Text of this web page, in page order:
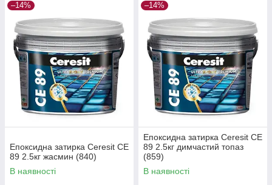
–14%
Епоксидна затирка Ceresit CE
89 2.5кг жасмин (840)
В наявності
–14%
Епоксидна затирка Ceresit CE
89 2.5кг димчастий топаз
(859)
В наявності